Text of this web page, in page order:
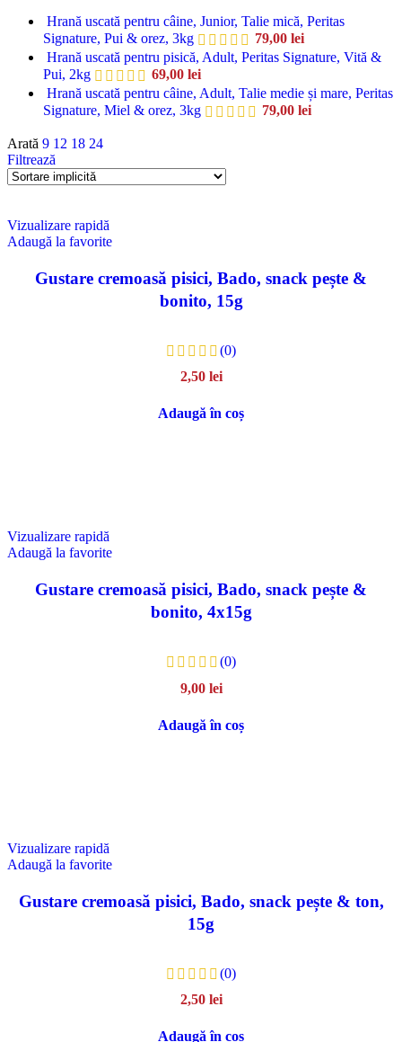
Hrană uscată pentru câine, Junior, Talie mică, Peritas
Signature, Pui & orez, 3kg
79,00 lei
Hrană uscată pentru pisică, Adult, Peritas Signature, Vită &
Pui, 2kg
69,00 lei
Hrană uscată pentru câine, Adult, Talie medie și mare, Peritas
Signature, Miel & orez, 3kg
79,00 lei
Arată 9 12 18 24
Filtrează
Vizualizare rapidă
Adaugă la favorite
Gustare cremoasă pisici, Bado, snack pește &
bonito, 15g
(0)
2,50 lei
Adaugă în coș
Vizualizare rapidă
Adaugă la favorite
Gustare cremoasă pisici, Bado, snack pește &
bonito, 4x15g
(0)
9,00 lei
Adaugă în coș
Vizualizare rapidă
Adaugă la favorite
Gustare cremoasă pisici, Bado, snack pește & ton,
15g
(0)
2,50 lei
Adaugă în coș